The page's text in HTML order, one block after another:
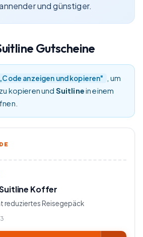
und günstiger.
Gutscheine
„Code anzeigen und kopieren"
, um
kopieren und Suitlinein einem
Koffer
reduziertes Reisegepäck